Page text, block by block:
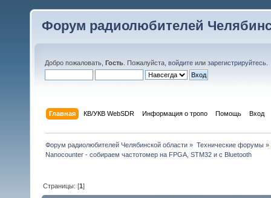
Форум радиолюбителей
Добро пожаловать, Гость . Пожалуйста, войдите или зарегистрируйтесь
Главная КВ/УКВ WebSDR Информация о тропо Помощь Вход
Форум радиолюбителей Челябинской области » Технические форумы»
Nanocounter - собираем частотомер на FPGA, STM32 и с Bluetooth
Страницы: [1]